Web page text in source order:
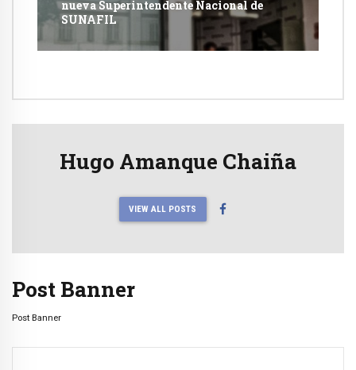
nueva Superintendente Nacional de
SUNAFIL
Hugo Amanque Chaiña
VIEW ALL POSTS
Post Banner
Post Banner